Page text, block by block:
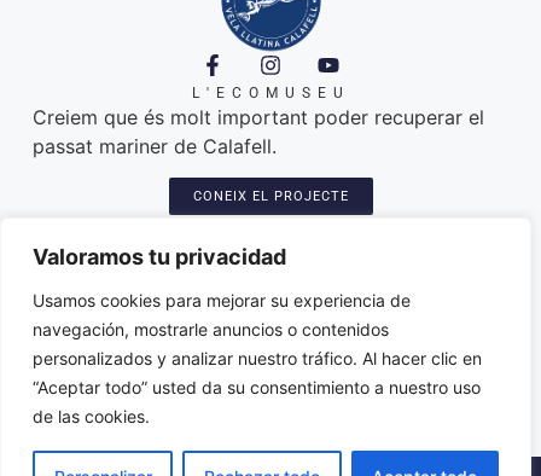
Valoramos tu privacidad
Usamos cookies para mejorar su experiencia de
navegación, mostrarle anuncios o contenidos
personalizados y analizar nuestro tráfico. Al hacer clic en
“Aceptar todo” usted da su consentimiento a nuestro uso
de las cookies.
L'ECOMUSEU
Creiem que és molt important poder recuperar el
passat mariner de Calafell.
CONEIX EL PROJECTE
Platja de Calafell. 43820
Seu: Carretera del Sanatori, 3
Amarres de les llatines: plaça del port
Varador dels patins: trajo de l'Espineta
associacio@paticatalacalafell.cat